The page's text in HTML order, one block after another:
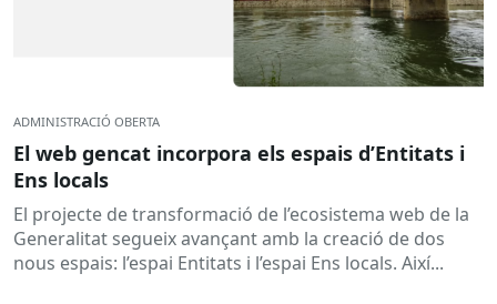
ADMINISTRACIÓ OBERTA
El web gencat incorpora els espais d’Entitats i
Ens locals
El projecte de transformació de l’ecosistema web de la
Generalitat segueix avançant amb la creació de dos
nous espais: l’espai Entitats i l’espai Ens locals. Així...